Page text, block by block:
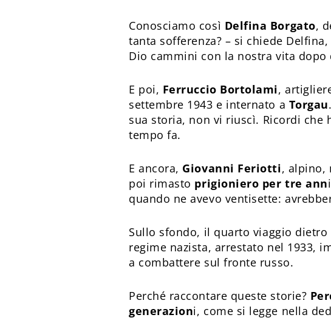
Conosciamo così Delfina Borgato,
tanta sofferenza? – si chiede
Dio cammini con la nostra vita
E poi, Ferruccio Bortolami,
settembre 1943 e internato a Torgau
sua storia, non vi riuscì. Ricordi
tempo fa.
E ancora, Giovanni Feriotti, alpino,
poi rimasto prigioniero per tre ann
quando ne avevo ventisette:
Sullo sfondo, il quarto viaggio
regime nazista, arrestato nel 1933,
a combattere sul fronte russo.
Perché raccontare queste storie?
generazioni, come si legge nella